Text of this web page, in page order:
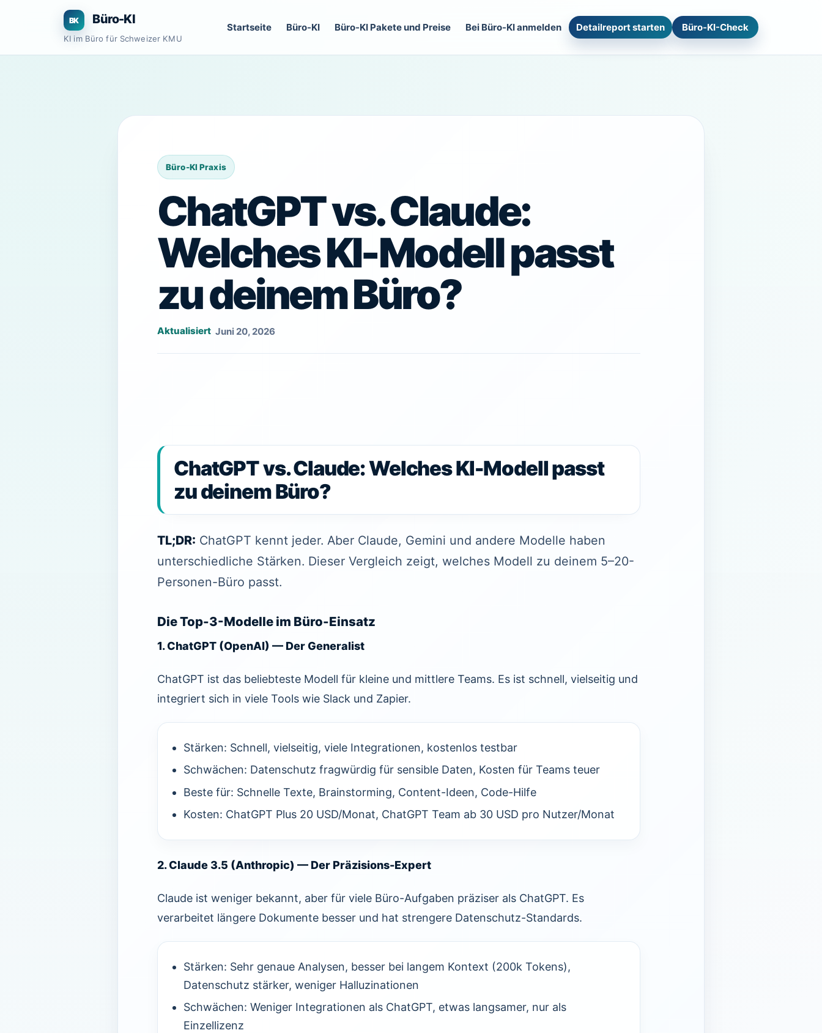
Büro-KI
KI im Büro für Schweizer KMU
Startseite Büro-KI Büro-KI Pakete und Preise Bei Büro-KI anmelden Detailreport starten Büro-KI-Check
ChatGPT vs. Claude:
Welches KI-Modell passt
zu deinem Büro?
Juni 20, 2026
ChatGPT vs. Claude: Welches KI-Modell passt
zu deinem Büro?
TL;DR: ChatGPT kennt jeder. Aber Claude, Gemini und andere Modelle haben
unterschiedliche Stärken. Dieser Vergleich zeigt, welches Modell zu deinem 5–20-
Personen-Büro passt.
Die Top-3-Modelle im Büro-Einsatz
1. ChatGPT (OpenAI) — Der Generalist
ChatGPT ist das beliebteste Modell für kleine und mittlere Teams. Es ist schnell, vielseitig und
integriert sich in viele Tools wie Slack und Zapier.
Stärken: Schnell, vielseitig, viele Integrationen, kostenlos testbar
Schwächen: Datenschutz fragwürdig für sensible Daten, Kosten für Teams teuer
Beste für: Schnelle Texte, Brainstorming, Content-Ideen, Code-Hilfe
Kosten: ChatGPT Plus 20 USD/Monat, ChatGPT Team ab 30 USD pro Nutzer/Monat
2. Claude 3.5 (Anthropic) — Der Präzisions-Expert
Claude ist weniger bekannt, aber für viele Büro-Aufgaben präziser als ChatGPT. Es
verarbeitet längere Dokumente besser und hat strengere Datenschutz-Standards.
Stärken: Sehr genaue Analysen, besser bei langem Kontext (200k Tokens),
Datenschutz stärker, weniger Halluzinationen
Schwächen: Weniger Integrationen als ChatGPT, etwas langsamer, nur als
Einzellizenz